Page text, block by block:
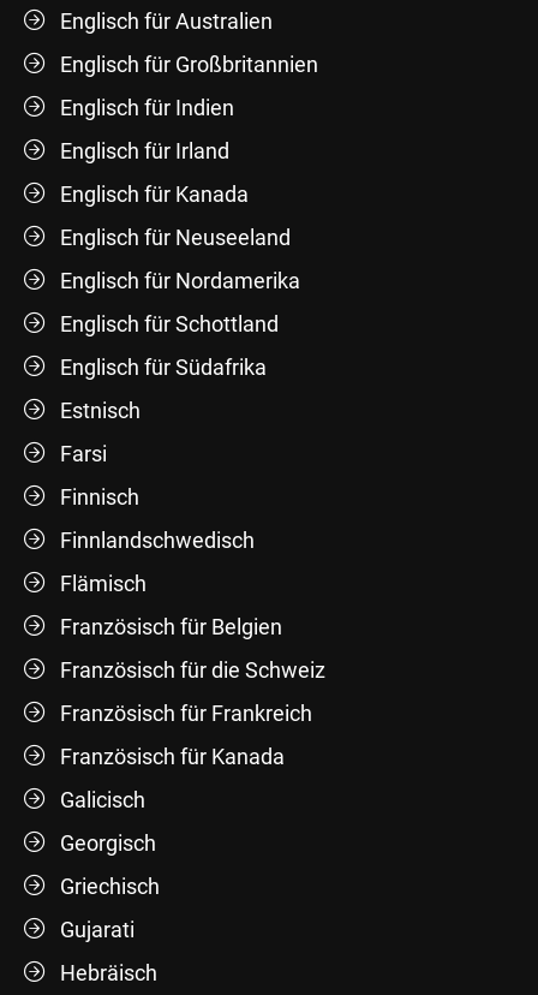
Englisch für Australien
Englisch für Großbritannien
Englisch für Indien
Englisch für Irland
Englisch für Kanada
Englisch für Neuseeland
Englisch für Nordamerika
Englisch für Schottland
Englisch für Südafrika
Estnisch
Farsi
Finnisch
Finnlandschwedisch
Flämisch
Französisch für Belgien
Französisch für die Schweiz
Französisch für Frankreich
Französisch für Kanada
Galicisch
Georgisch
Griechisch
Gujarati
Hebräisch